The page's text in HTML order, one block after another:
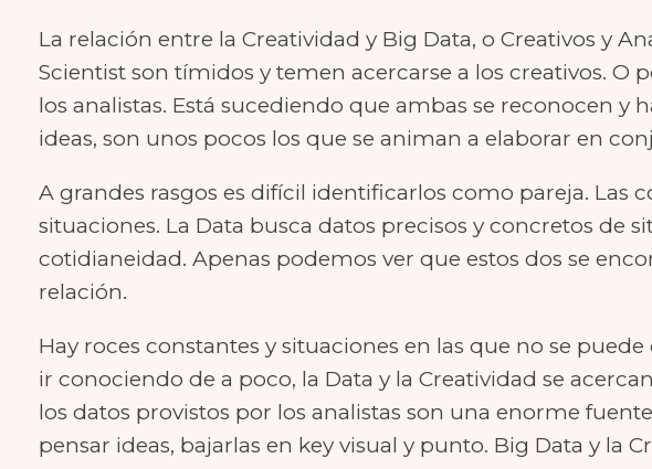
La relación entre la Creatividad y Big Data, o Creativos y
Scientist son tímidos y temen acercarse a los creativos. O
los analistas. Está sucediendo que ambas se reconocen
ideas, son unos pocos los que se animan a elaborar en
A grandes rasgos es difícil identificarlos como pareja. Las
situaciones. La Data busca datos precisos y concretos de
cotidianeidad. Apenas podemos ver que estos dos se
relación.
Hay roces constantes y situaciones en las que no se
ir conociendo de a poco, la Data y la Creatividad se
los datos provistos por los analistas son una enorme
pensar ideas, bajarlas en key visual y punto. Big Data y la